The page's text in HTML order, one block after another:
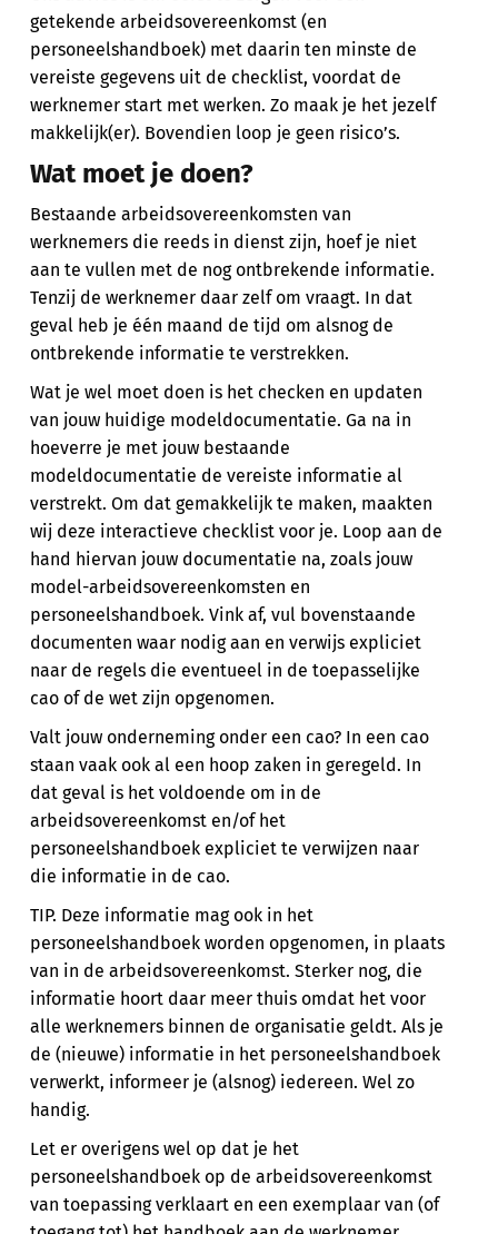
getekende arbeidsovereenkomst (en
personeelshandboek) met daarin ten minste de
vereiste gegevens uit de checklist, voordat de
werknemer start met werken. Zo maak je het jezelf
makkelijk(er). Bovendien loop je geen risico’s.
Wat moet je doen?
Bestaande arbeidsovereenkomsten van
werknemers die reeds in dienst zijn, hoef je niet
aan te vullen met de nog ontbrekende informatie.
Tenzij de werknemer daar zelf om vraagt. In dat
geval heb je één maand de tijd om alsnog de
ontbrekende informatie te verstrekken.
Wat je wel moet doen is het checken en updaten
van jouw huidige modeldocumentatie. Ga na in
hoeverre je met jouw bestaande
modeldocumentatie de vereiste informatie al
verstrekt. Om dat gemakkelijk te maken, maakten
wij deze interactieve checklist voor je. Loop aan de
hand hiervan jouw documentatie na, zoals jouw
model-arbeidsovereenkomsten en
personeelshandboek. Vink af, vul bovenstaande
documenten waar nodig aan en verwijs expliciet
naar de regels die eventueel in de toepasselijke
cao of de wet zijn opgenomen.
Valt jouw onderneming onder een cao? In een cao
staan vaak ook al een hoop zaken in geregeld. In
dat geval is het voldoende om in de
arbeidsovereenkomst en/of het
personeelshandboek expliciet te verwijzen naar
die informatie in de cao.
TIP. Deze informatie mag ook in het
personeelshandboek worden opgenomen, in plaats
van in de arbeidsovereenkomst. Sterker nog, die
informatie hoort daar meer thuis omdat het voor
alle werknemers binnen de organisatie geldt. Als je
de (nieuwe) informatie in het personeelshandboek
verwerkt, informeer je (alsnog) iedereen. Wel zo
handig.
Let er overigens wel op dat je het
personeelshandboek op de arbeidsovereenkomst
van toepassing verklaart en een exemplaar van (of